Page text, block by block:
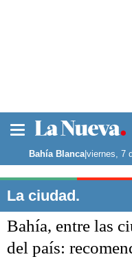
Noticias
Bahía Blanca|viernes, 7
La ciudad.
Bahía, entre las
del país: